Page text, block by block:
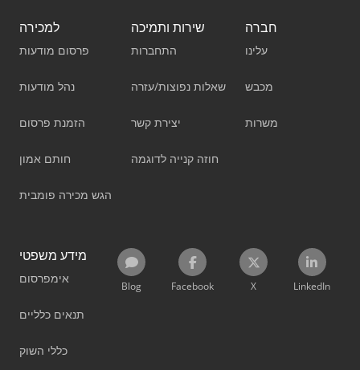
למכירה
פרסום מודעות
נהל מודעות
הזמנת פרסום
חותם אמון
הגש מכירה פומבית
שירות ותמיכה
התחברות
שאלות נפוצות/עזרה
יצירת קשר
חוזה קנייה לדוגמה
חברה
עלינו
מכבש
משרות
מידע משפטי
אימפרסום
תנאים כלליים
כללי השוק
Blog Facebook X LinkedIn